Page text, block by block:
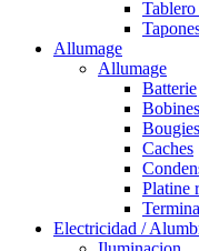
Tablero
Allumage
Allumage
Batterie
Bobines
Bougies
Caches
Platine
Electricidad /